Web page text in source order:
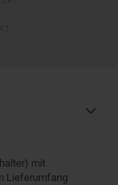
mit
Lieferumfang